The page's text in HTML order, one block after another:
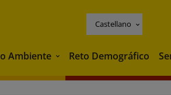
Castellano
Ambiente Medio Ambiente
Reto Demográfico